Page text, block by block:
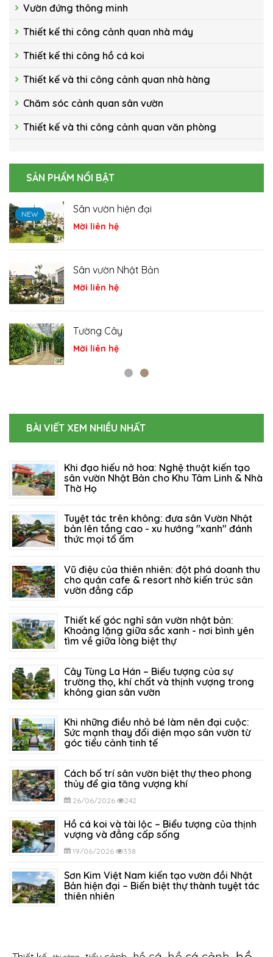
Vườn đứng thông minh
Thiết kế thi công cảnh quan nhà máy
Thiết kế thi công hồ cá koi
Thiết kế và thi công cảnh quan nhà hàng
Chăm sóc cảnh quan sân vườn
Thiết kế và thi công cảnh quan văn phòng
SẢN PHẨM NỔI BẬT
Sân vườn hiện đại
Mời liên hệ
Sân vườn Nhật Bản
Mời liên hệ
Tường Cây
Mời liên hệ
BÀI VIẾT XEM NHIỀU NHẤT
Khi đạo hiếu nở hoa: Nghệ thuật kiến tạo
sân vườn Nhật Bản cho Khu Tâm Linh & Nhà
Thờ Họ
Tuyệt tác trên không: đưa sân Vườn Nhật
bản lên tầng cao - xu hướng "xanh" đánh
thức mọi tổ ấm
Vũ điệu của thiên nhiên: đột phá doanh thu
cho quán cafe & resort nhờ kiến trúc sân
vườn đẳng cấp
Thiết kế góc nghỉ sân vườn nhật bản:
Khoảng lặng giữa sắc xanh - nơi bình yên
tìm về giữa lòng biệt thự
Cây Tùng La Hán – Biểu tượng của sự
trường thọ, khí chất và thịnh vượng trong
không gian sân vườn
Khi những điều nhỏ bé làm nên đại cuộc:
Sức mạnh thay đổi diện mạo sân vườn từ
góc tiểu cảnh tinh tế
Cách bố trí sân vườn biệt thự theo phong
thủy để gia tăng vượng khí
26/06/2026 242
Hồ cá koi và tài lộc – Biểu tượng của thịnh
vượng và đẳng cấp sống
19/06/2026 338
Sơn Kim Việt Nam kiến tạo vườn đồi Nhật
Bản hiện đại – Biến biệt thự thành tuyệt tác
thiên nhiên